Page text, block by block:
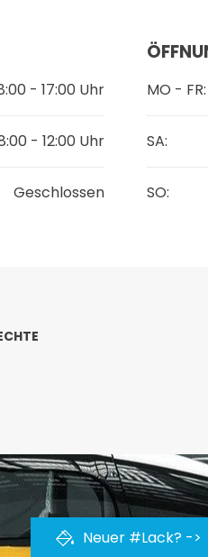
- 17:00 Uhr
- 12:00 Uhr
Geschlossen
MO - FR:
SA:
SO:
Neuer #Lack? ->